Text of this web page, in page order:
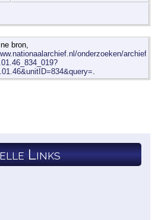
bron,
onderzoeken/archief/
Links